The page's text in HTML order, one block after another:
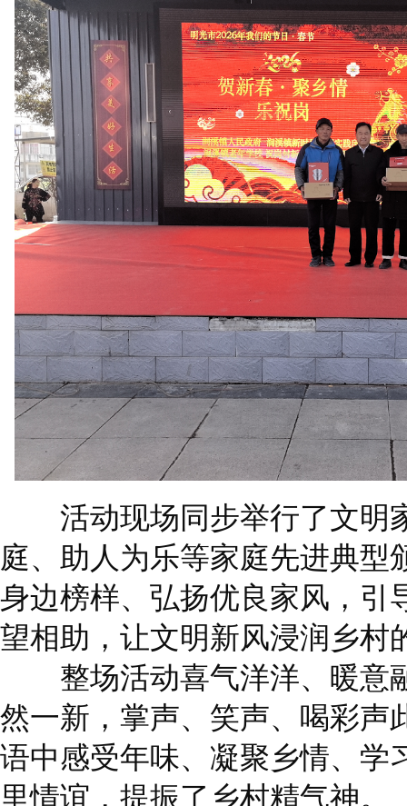
活动现场同步举行了文明
庭、助人为乐等家庭先进典型
身边榜样、弘扬优良家风，引
望相助，让文明新风浸润乡村
整场活动喜气洋洋、暖意
然一新，掌声、笑声、喝彩声
语中感受年味、凝聚乡情、学
里情谊，提振了乡村精气神。